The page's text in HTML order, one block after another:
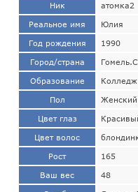
Ник атомка2
Реальное имя Юлия
Год рождения 1990
Город/страна
Образование
Пол Женский
Цвет глаз
Цвет волос
Рост 165
Ваш вес 48